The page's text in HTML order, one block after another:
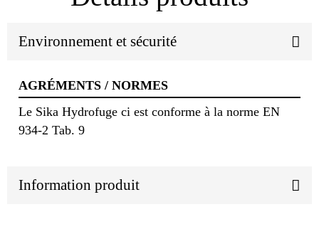
Environnement et sécurité
AGRÉMENTS / NORMES
Le Sika Hydrofuge ci est conforme à la norme EN
934-2 Tab. 9
Information produit